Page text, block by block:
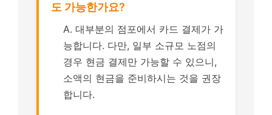
도 가능한가요?
A. 대부분의 점포에서 카드 결제가 가
능합니다. 다만, 일부 소규모 노점의
경우 현금 결제만 가능할 수 있으니,
소액의 현금을 준비하시는 것을 권장
합니다.